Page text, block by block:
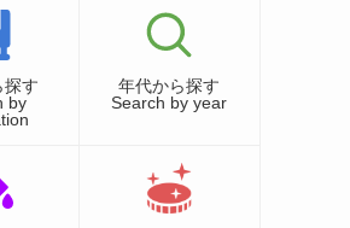
探す
by
年代から探す
Search by year